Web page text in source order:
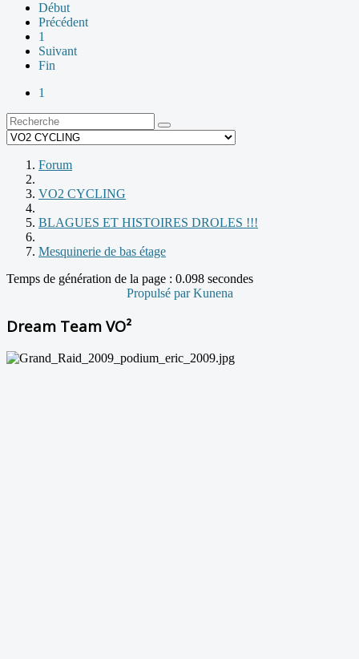
Début
Précédent
1
Suivant
Fin
1
Forum
VO2 CYCLING
BLAGUES ET HISTOIRES DROLES !!!
Mesquinerie de bas étage
Temps de génération de la page : 0.098 secondes
Propulsé parKunena
Dream Team VO²